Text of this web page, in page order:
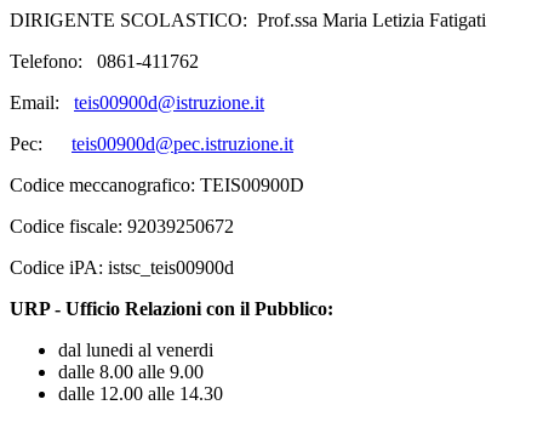
DIRIGENTE SCOLASTICO: Prof.ssa Maria Letizia Fatigati
Telefono: 0861-411762
Email: teis00900d@istruzione.it
Pec: teis00900d@pec.istruzione.it
Codice meccanografico: TEIS00900D
Codice fiscale: 92039250672
Codice iPA: istsc_teis00900d
URP - Ufficio Relazioni con il Pubblico:
dal lunedi al venerdi
dalle 8.00 alle 9.00
dalle 12.00 alle 14.30